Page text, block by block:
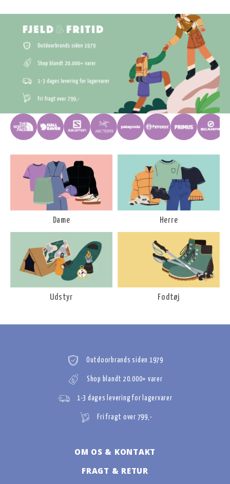
Dame Herre
Udstyr Fodtøj
Outdoorbrands siden 1979
Shop blandt 20.000+ varer
1-3 dages levering for lagervarer
Fri fragt over 799,-
OM OS & KONTAKT
FRAGT & RETUR